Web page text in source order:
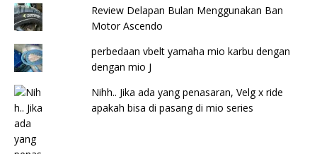
Review Delapan Bulan Menggunakan Ban
Motor Ascendo
perbedaan vbelt yamaha mio karbu dengan
dengan mio J
Nihh.. Jika ada yang penasaran, Velg x ride
apakah bisa di pasang di mio series